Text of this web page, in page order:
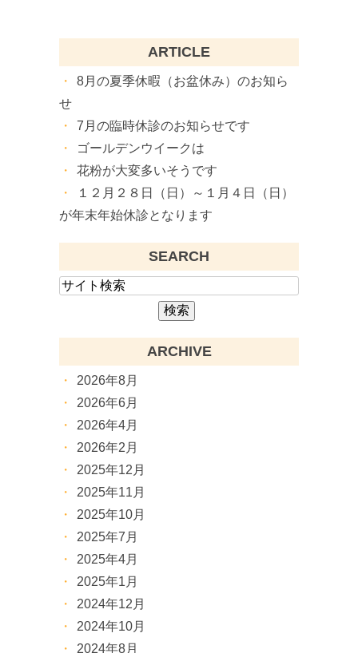
ARTICLE
8月の夏季休暇（お盆休み）のお知ら
せ
7月の臨時休診のお知らせです
ゴールデンウイークは
花粉が大変多いそうです
１２月２８日（日）～１月４日（日）
が年末年始休診となります
SEARCH
ARCHIVE
2026年8月
2026年6月
2026年4月
2026年2月
2025年12月
2025年11月
2025年10月
2025年7月
2025年4月
2025年1月
2024年12月
2024年10月
2024年8月